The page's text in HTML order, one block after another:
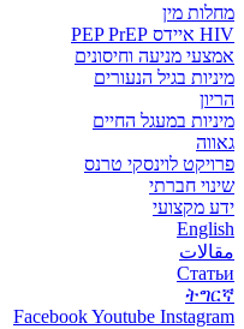
מחלות מין
HIV איידס PEP PrEP
אמצעי מניעה וחיסונים
מיניות בגיל הנעורים
הריון
מיניות במעגל החיים
גאווה
פרויקט לוינסקי טרנס
שינוי חברתי
ידע מקצועי
English
مقالات
Статьи
ትግርኛ
FacebookYoutube Instagram